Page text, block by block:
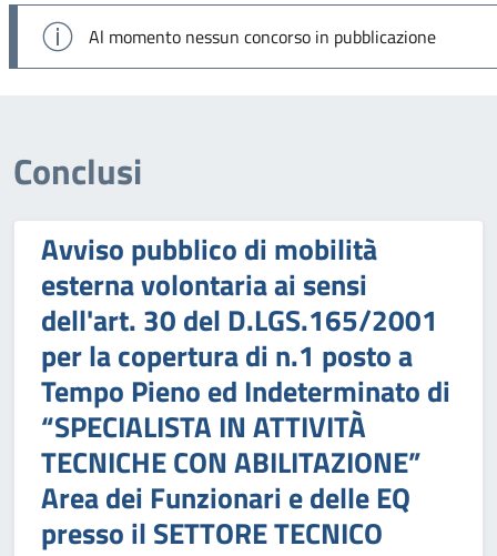
Al momento nessun concorso in pubblicazione
Conclusi
Avviso pubblico di mobilità
esterna volontaria ai sensi
dell'art. 30 del D.LGS.165/2001
per la copertura di n.1 posto a
Tempo Pieno ed Indeterminato di
“SPECIALISTA IN ATTIVITÀ
TECNICHE CON ABILITAZIONE”
Area dei Funzionari e delle EQ
presso il SETTORE TECNICO